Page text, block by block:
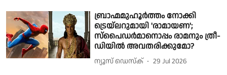
ബ്രാഹ്മമുഹൂർത്തം നോക്കി
ട്രെയ്‌ലറുമായി 'രാമായണ';
സ്പൈഡർമാനൊപ്പം രാമനും ത്രീ-
ഡിയിൽ അവതരിക്കുമോ?
ന്യൂസ് ഡെസ്ക് 29 Jul 2026